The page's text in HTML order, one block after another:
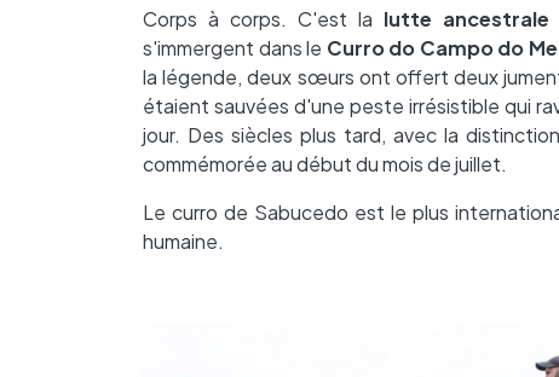
Corps à corps. C'est la lutte ancestrale
s'immergent dans le Curro do Campo do
la légende, deux sœurs ont offert deux
étaient sauvées d'une peste irrésistible qui
jour. Des siècles plus tard, avec la
commémorée au début du mois de juillet.
Le curro de Sabucedo est le plus
humaine.